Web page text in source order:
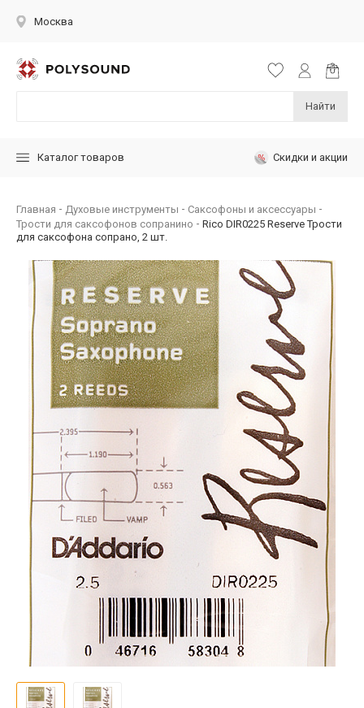
Москва
Найти
Каталог товаров Скидки и акции
Главная Духовые инструменты
Саксофоны и аксессуары
Трости для саксофонов сопранино
Rico DIR0225 Reserve Трости
для саксофона сопрано, 2 шт.